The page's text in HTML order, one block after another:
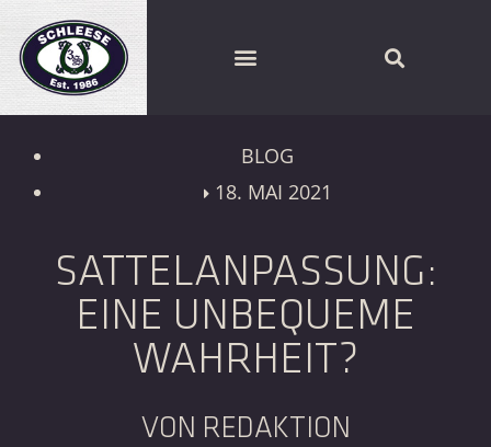
BLOG
18. MAI 2021
SATTELANPASSUNG:
EINE UNBEQUEME
WAHRHEIT?
VON REDAKTION